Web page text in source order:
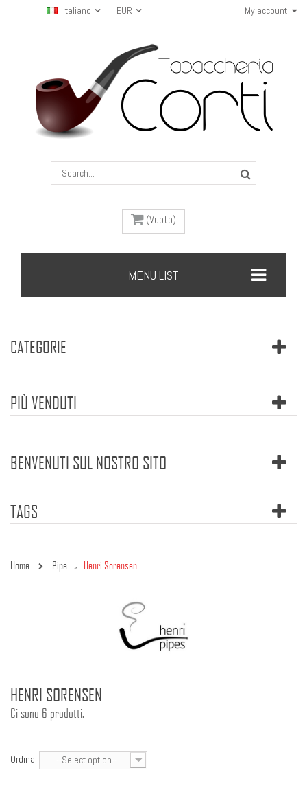
My account
Italiano EUR
(Vuoto)
MENU LIST
CATEGORIE
PIÙ VENDUTI
BENVENUTI SUL NOSTRO SITO
TAGS
Home Pipe » Henri Sorensen
HENRI SORENSEN
Ci sono 6 prodotti.
Ordina --Select option--